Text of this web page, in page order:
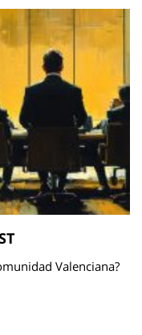
Valenciana?